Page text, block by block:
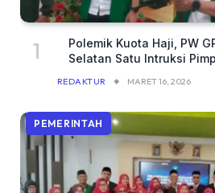
Polemik Kuota Haji, PW
Selatan Satu Intruksi
REDAKTUR MARET 16, 2026
PEMERINTAH